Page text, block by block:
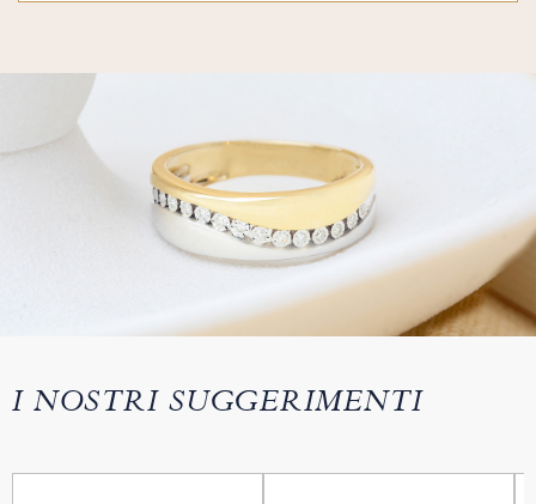
I NOSTRI SUGGERIMENTI